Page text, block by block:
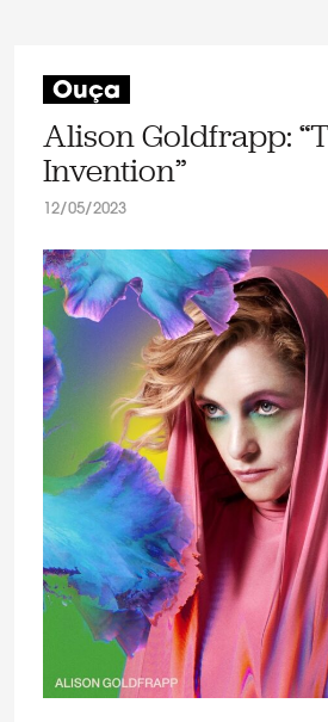
Ouça
Alison Goldfrapp:
Invention”
12/05/2023